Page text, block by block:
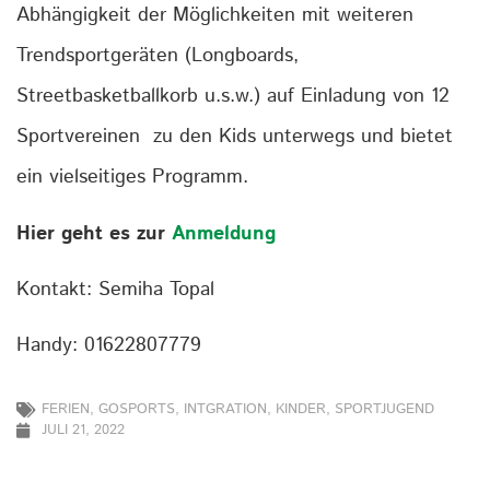
Abhängigkeit der Möglichkeiten mit weiteren
Trendsportgeräten (Longboards,
Streetbasketballkorb u.s.w.) auf Einladung von 12
Sportvereinen zu den Kids unterwegs und bietet
ein vielseitiges Programm.
Hier geht es zur Anmeldung
Kontakt: Semiha Topal
Handy: 01622807779
FERIEN, GOSPORTS, INTGRATION, KINDER, SPORTJUGEND
JULI 21, 2022